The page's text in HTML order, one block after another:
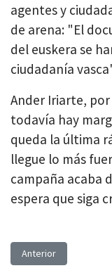
agentes y
de arena: "El
del euskera se
ciudadanía
Ander Iriarte,
todavía hay
queda la última
llegue lo más
campaña acaba
espera que siga
Artículo anterior:
Anterior